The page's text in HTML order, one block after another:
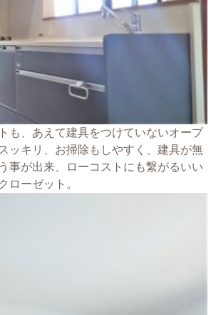
も、あえて建具をつけていないオープ
ッキリ、お掃除もしやすく、建具が無
事が出来、ローコストにも繋がるいい
ローゼット。